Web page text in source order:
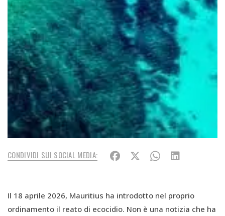
CONDIVIDI SUI SOCIAL MEDIA:
Il 18 aprile 2026, Mauritius ha introdotto nel proprio
ordinamento il reato di ecocidio. Non è una notizia che ha